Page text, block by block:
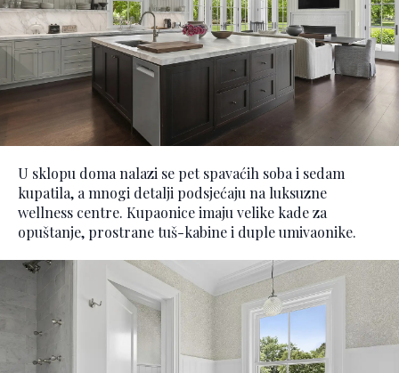
U sklopu doma nalazi se pet spavaćih soba i sedam
kupatila, a mnogi detalji podsjećaju na luksuzne
wellness centre. Kupaonice imaju velike kade za
opuštanje, prostrane tuš-kabine i duple umivaonike.